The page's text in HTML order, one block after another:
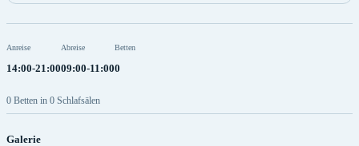
Anreise
14:00-21:00
Abreise
09:00-11:00
Betten
0
0 Betten in 0 Schlafsälen
Galerie